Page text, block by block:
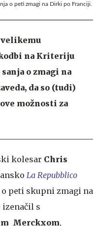
o peti zmagi na Dirki po Franciji.
na Kriteriju
o zmagi na
da so (tudi)
možnosti za
kolesar Chris
La Repubblico
peti skupni zmagi na
s
Merckxom,